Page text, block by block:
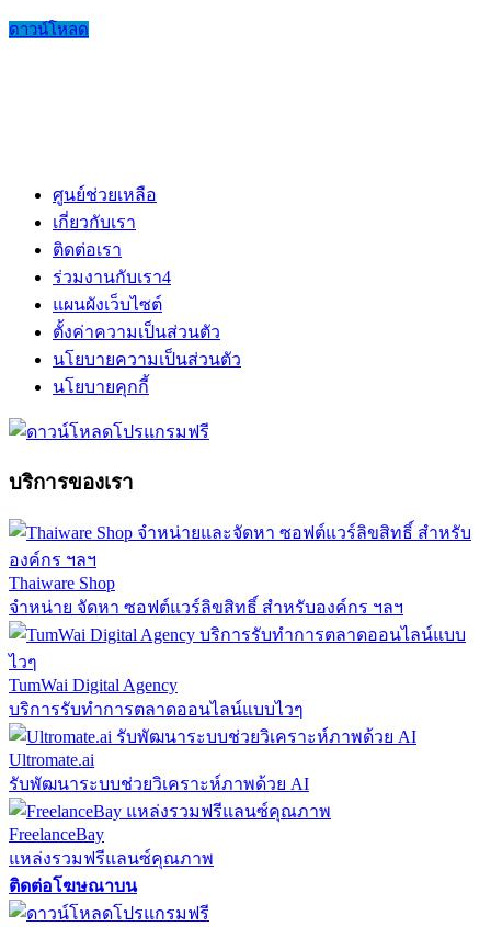
ดาวน์โหลด
ศูนย์ช่วยเหลือ
เกี่ยวกับเรา
ติดต่อเรา
ร่วมงานกับเรา4
แผนผังเว็บไซต์
ตั้งค่าความเป็นส่วนตัว
นโยบายความเป็นส่วนตัว
นโยบายคุกกี้
บริการของเรา
Thaiware Shop
จำหน่าย จัดหา ซอฟต์แวร์ลิขสิทธิ์ สำหรับองค์กร ฯลฯ
TumWai Digital Agency
บริการรับทำการตลาดออนไลน์แบบไวๆ
Ultromate.ai
รับพัฒนาระบบช่วยวิเคราะห์ภาพด้วย AI
FreelanceBay
แหล่งรวมฟรีแลนซ์คุณภาพ
ติดต่อโฆษณาบน